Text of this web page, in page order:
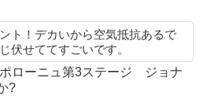
ト！デカいから空気抵抗あるで
伏せててすごいです。
ローニュ第3ステージ ジョナ
?